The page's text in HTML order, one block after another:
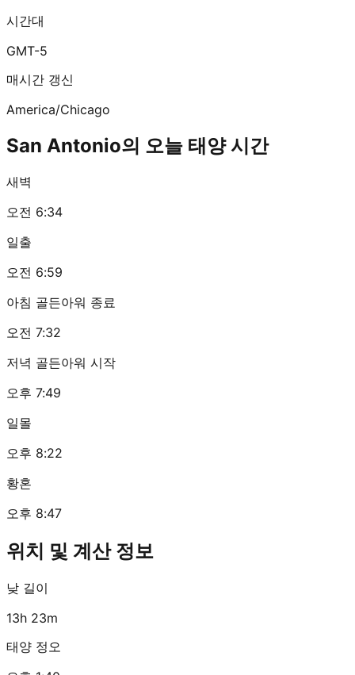
시간대
GMT-5
매시간 갱신
America/Chicago
San Antonio의 오늘 태양 시간
새벽
오전 6:34
일출
오전 6:59
아침 골든아워 종료
오전 7:32
저녁 골든아워 시작
오후 7:49
일몰
오후 8:22
황혼
오후 8:47
위치 및 계산 정보
낮 길이
13h 23m
태양 정오